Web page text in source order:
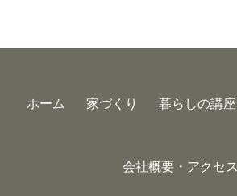
ホーム 家づくり 暮らしの講座
会社概要・アクセス